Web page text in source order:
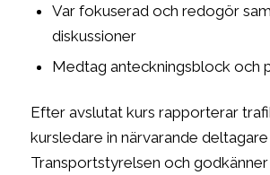
Var fokuserad och redogör
diskussioner
Medtag anteckningsblock och
Efter avslutat kurs rapporterar
kursledare in närvarande
Transportstyrelsen och